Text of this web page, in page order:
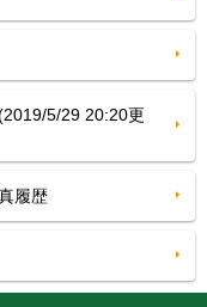
5/29 20:20更
履歴